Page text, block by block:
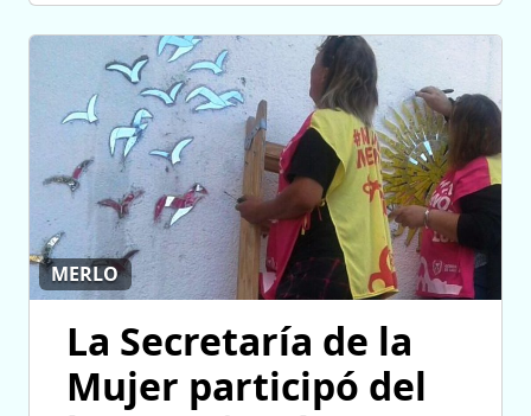
MERLO
La Secretaría de la
Mujer participó del